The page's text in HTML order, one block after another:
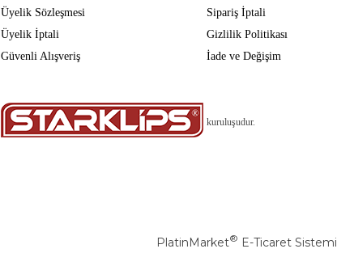
Üyelik Sözleşmesi Sipariş İptali
Üyelik İptali Gizlilik Politikası
Güvenli Alışveriş İade ve Değişim
kuruluşudur.
PlatinMarket® E-Ticaret Sistemi